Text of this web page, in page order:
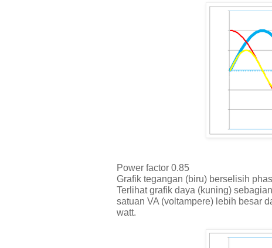
Power factor 0.85
Grafik tegangan (biru) berselisih
Terlihat grafik daya (kuning)
satuan VA (voltampere) lebih besar
watt.